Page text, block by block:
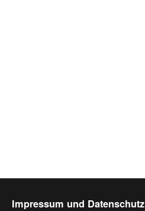
Impressum und Datenschutz